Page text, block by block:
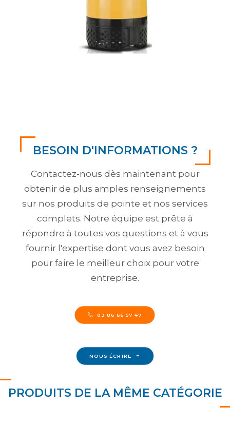
BESOIN D'INFORMATIONS ?
Contactez-nous dès maintenant pour
obtenir de plus amples renseignements
sur nos produits de pointe et nos services
complets. Notre équipe est prête à
répondre à toutes vos questions et à vous
fournir l'expertise dont vous avez besoin
pour faire le meilleur choix pour votre
entreprise.
03 86 66 57 47
NOUS ÉCRIRE
PRODUITS DE LA MÊME CATÉGORIE